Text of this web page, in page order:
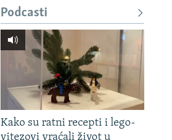
Podcasti
Kako su ratni recepti i lego-
vitezovi vraćali život u